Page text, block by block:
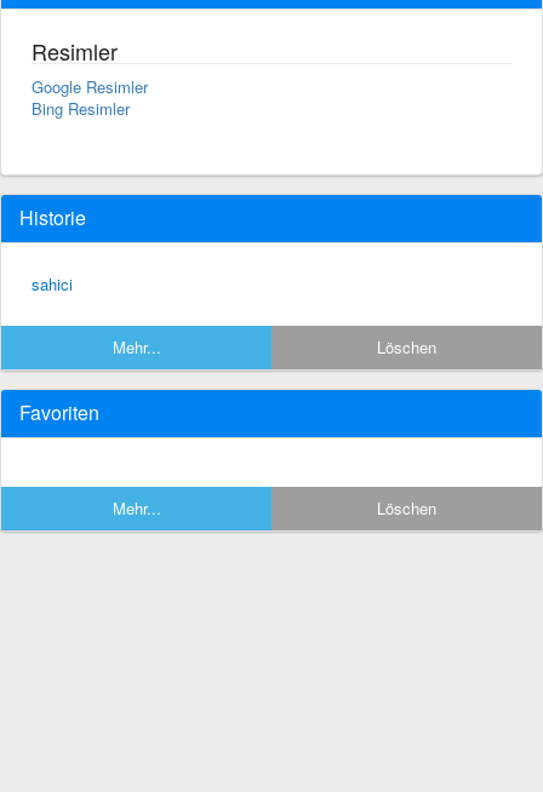
Resimler
Google Resimler
Bing Resimler
Historie
sahici
Mehr... Löschen
Favoriten
Mehr... Löschen